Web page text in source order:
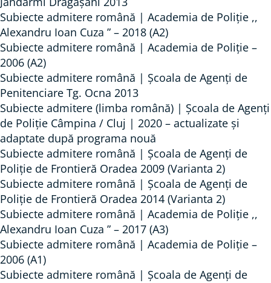
Subiecte admitere română | Academia de Poliție ,,
Alexandru Ioan Cuza ” – 2018 (A2)
Subiecte admitere română | Academia de Poliție –
2006 (A2)
Subiecte admitere română | Școala de Agenți de
Penitenciare Tg. Ocna 2013
Subiecte admitere (limba română) | Școala de Agenți
de Poliție Câmpina / Cluj | 2020 – actualizate și
adaptate după programa nouă
Subiecte admitere română | Școala de Agenți de
Poliție de Frontieră Oradea 2009 (Varianta 2)
Subiecte admitere română | Școala de Agenți de
Poliție de Frontieră Oradea 2014 (Varianta 2)
Subiecte admitere română | Academia de Poliție ,,
Alexandru Ioan Cuza ” – 2017 (A3)
Subiecte admitere română | Academia de Poliție –
2006 (A1)
Subiecte admitere română | Școala de Agenți de